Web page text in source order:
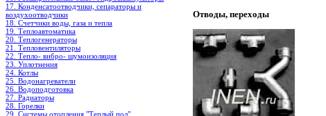
17. Конденсатоотводчики, сепараторы и
воздухоотводчики
18. Счетчики воды, газа и тепла
19. Теплоавтоматика
20. Теплогенераторы
21. Тепловентиляторы
22. Тепло- вибро- шумоизоляция
23. Уплотнения
24. Котлы
25. Водонагреватели
26. Водоподготовка
27. Радиаторы
28. Горелки
29. Системы отопления "Теплый пол"
Отводы, переходы